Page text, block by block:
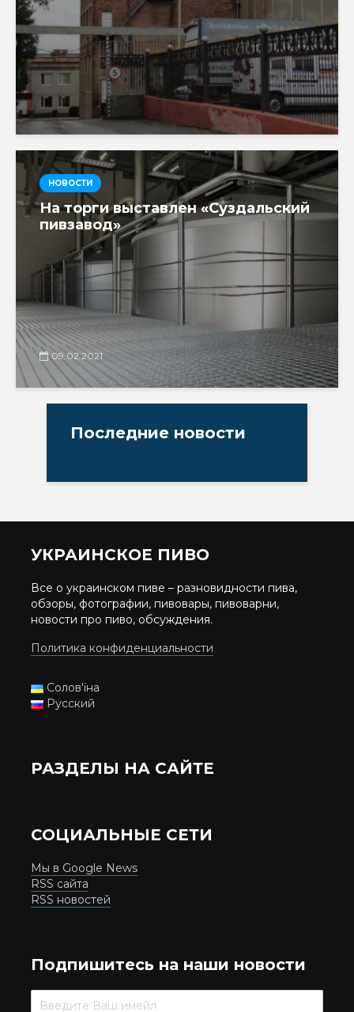
НОВОСТИ
На торги выставлен «Суздальский
пивзавод»
09.02.2021
Последние новости
УКРАИНСКОЕ ПИВО
Все о украинском пиве – разновидности пива,
обзоры, фотографии, пивовары, пивоварни,
новости про пиво, обсуждения.
Политика конфиденциальности
Солов'їна
Русский
РАЗДЕЛЫ НА САЙТЕ
СОЦИАЛЬНЫЕ СЕТИ
Мы в Google News
RSS сайта
RSS новостей
Подпишитесь на наши новости